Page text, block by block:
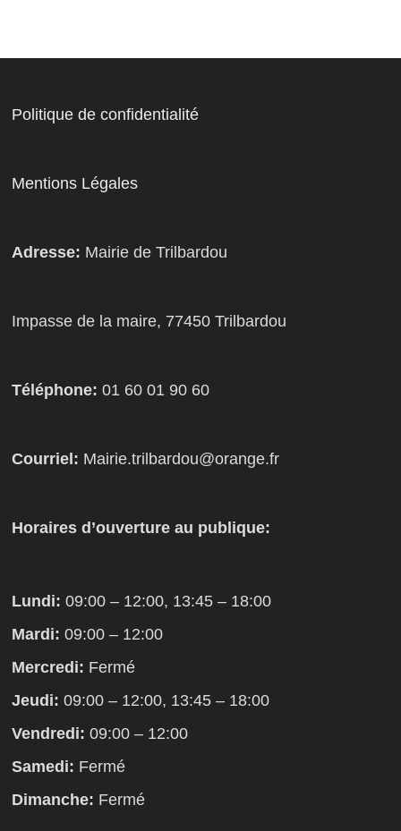
Politique de confidentialité
Mentions Légales
Adresse: Mairie de Trilbardou
Impasse de la maire, 77450 Trilbardou
Téléphone: 01 60 01 90 60
Courriel: Mairie.trilbardou@orange.fr
Horaires d’ouverture au publique:
Lundi: 09:00 – 12:00, 13:45 – 18:00
Mardi: 09:00 – 12:00
Mercredi: Fermé
Jeudi: 09:00 – 12:00, 13:45 – 18:00
Vendredi: 09:00 – 12:00
Samedi: Fermé
Dimanche: Fermé